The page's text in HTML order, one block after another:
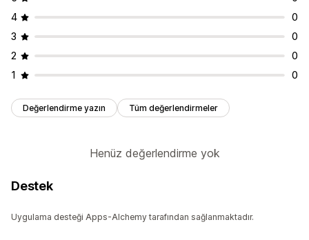
4
0
3
0
2
0
1
0
Değerlendirme yazın Tüm değerlendirmeler
Henüz değerlendirme yok
Destek
Uygulama desteği Apps-Alchemy tarafından sağlanmaktadır.